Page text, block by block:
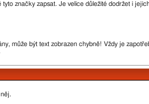
značky zapsat. Je velice důležité dodržet i
může být text zobrazen chybně! Vždy je